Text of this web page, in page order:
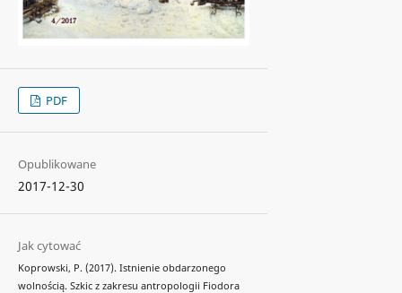
PDF
Opublikowane
2017-12-30
Jak cytować
Koprowski, P. (2017). Istnienie obdarzonego
wolnością. Szkic z zakresu antropologii Fiodora